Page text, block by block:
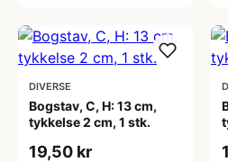
DIVERSE
Bogstav, C, H: 13 cm,
tykkelse 2 cm, 1 stk.
19,50 kr